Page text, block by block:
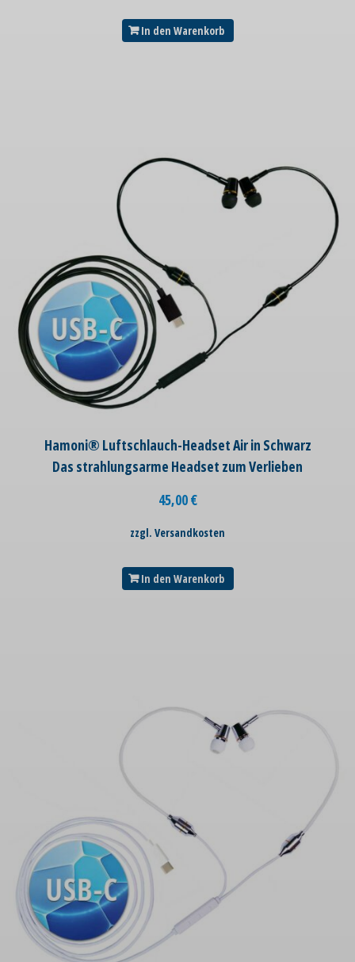
In den Warenkorb
Hamoni® Luftschlauch-Headset Air in Schwarz
Das strahlungsarme Headset zum Verlieben
45,00€
zzgl. Versandkosten
In den Warenkorb